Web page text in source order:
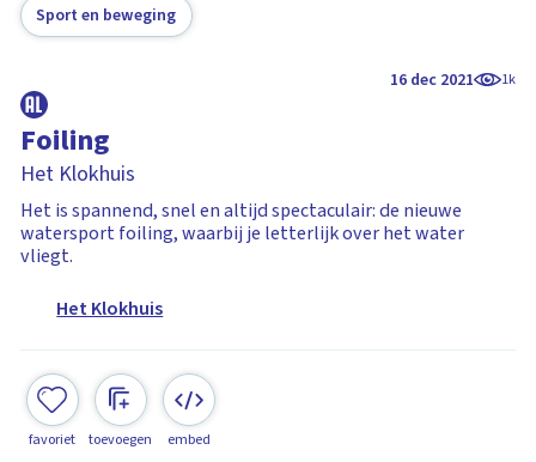
Sport en beweging
16 dec 2021 1k
Foiling
Het Klokhuis
Het is spannend, snel en altijd spectaculair: de nieuwe
watersport foiling, waarbij je letterlijk over het water
vliegt.
Het Klokhuis
favoriet toevoegen embed